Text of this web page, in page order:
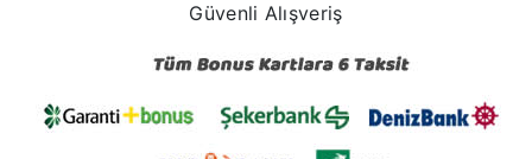
Güvenli Alışveriş